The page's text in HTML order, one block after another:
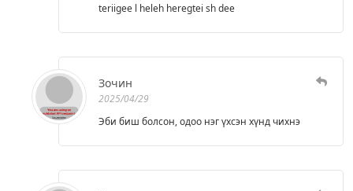
teriigee l heleh heregtei sh dee
Зочин
2025/04/29
Эби биш болсон, одоо нэг үхсэн хүнд чихнэ